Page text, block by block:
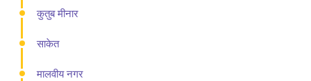
कुतुब मीनार
साकेत
मालवीय नगर